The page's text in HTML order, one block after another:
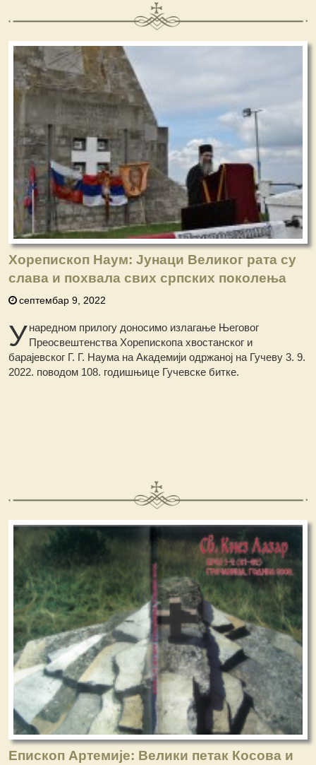
Хорепископ Наум: Јунаци Великог рата су
слава и похвала свих српских поколења
септембар 9, 2022
Унаредном прилогу доносимо излагање Његовог
Преосвештенства Хорепископа хвостанског и
барајевског Г. Г. Наума на Академији одржаној на Гучеву 3. 9.
2022. поводом 108. годишњице Гучевске битке.
Епископ Артемије: Велики петак Косова и